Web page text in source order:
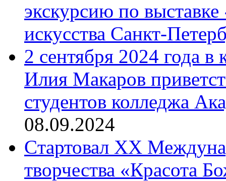
экскурсию по
искусства Санкт-
2 сентября 2024 года
Илия Макаров
студентов колледжа
08.09.2024
Cтартовал XX
творчества «Красота